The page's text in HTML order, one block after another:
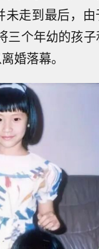
走到最后，由
三个年幼的孩
婚落幕。